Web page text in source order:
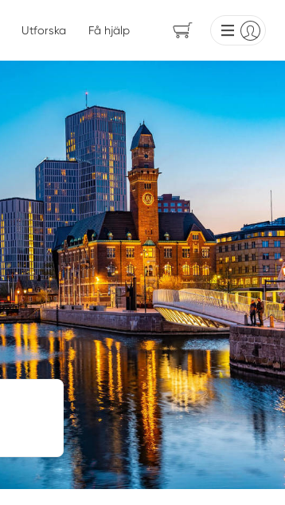
Utforska Få hjälp